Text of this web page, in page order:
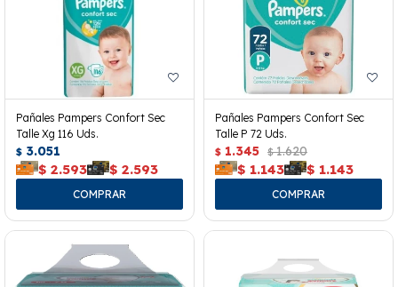
Pañales Pampers Confort Sec
Talle Xg 116 Uds.
$ 3.051
$ 2.593 $ 2.593
Pañales Pampers Confort Sec
Talle P 72 Uds.
$ 1.345 $ 1.620
$ 1.143 $ 1.143